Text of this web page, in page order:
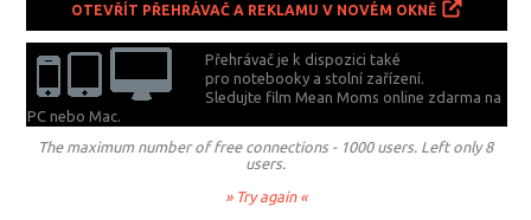
OTEVŘÍT PŘEHRÁVAČ A REKLAMU V NOVÉM OKNĚ
Přehrávač je k dispozici také
pro notebooky a stolní zařízení.
Sledujte film Mean Moms online zdarma na
PC nebo Mac.
The maximum number of free connections - 1000 users. Left only 8
users.
» Try again «